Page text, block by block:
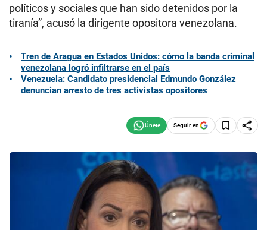
políticos y sociales que han sido detenidos por la
tiranía”, acusó la dirigente opositora venezolana.
Tren de Aragua en Estados Unidos: cómo la banda criminal
venezolana logró infiltrarse en el país
Venezuela: Candidato presidencial Edmundo González
denuncian arresto de tres activistas opositores
Seguir en